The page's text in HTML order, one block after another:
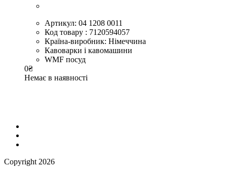
Артикул: 04 1208 0011
Код товару : 7120594057
Країна-виробник: Німеччина
Кавоварки і кавомашини
WMF посуд
0₴
Немає в наявності
Сopyright 2026